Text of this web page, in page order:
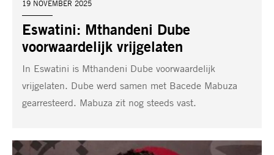
Eswatini: Mthandeni Dube
voorwaardelijk vrijgelaten
DATUM:
19 NOVEMBER 2025
In Eswatini is Mthandeni Dube voorwaardelijk
vrijgelaten. Dube werd samen met Bacede Mabuza
gearresteerd. Mabuza zit nog steeds vast.